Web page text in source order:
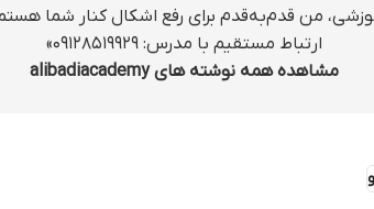
ارتباط مستقیم با مدرس: ۰۹۱۲۸۵۱۹۹۲۹»
مشاهده همه نوشته های alibadiacademy